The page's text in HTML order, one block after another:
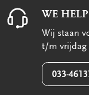
WE
Wij staan
t/m vrijdag
033-